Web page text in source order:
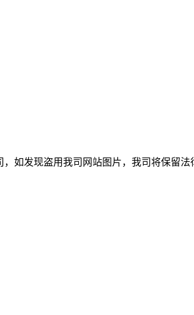
如发现盗用我司网站图片，我司将保留